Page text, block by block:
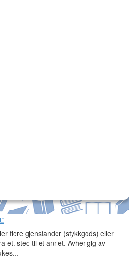
flere gjenstander (stykkgods) eller
ett sted til et annet. Avhengig av